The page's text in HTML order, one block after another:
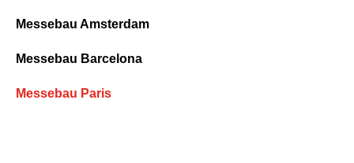
Messebau Amsterdam
Messebau Barcelona
Messebau Paris